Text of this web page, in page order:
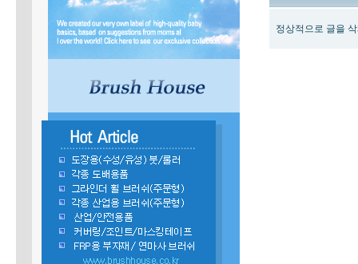
정상적으로 글을